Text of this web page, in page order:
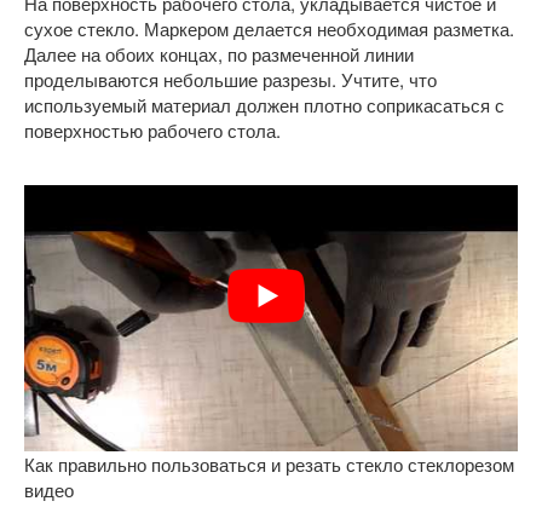
сухое стекло. Маркером делается необходимая разметка.
Далее на обоих концах, по размеченной линии
проделываются небольшие разрезы. Учтите, что
используемый материал должен плотно соприкасаться с
поверхностью рабочего стола.
Как правильно пользоваться и резать стекло стеклорезом
видео